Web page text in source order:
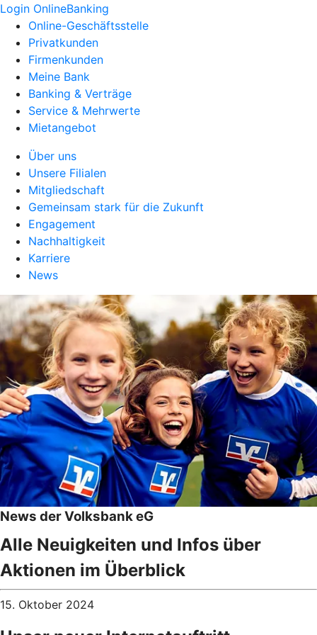
Login OnlineBanking
Online-Geschäftsstelle
Privatkunden
Firmenkunden
Meine Bank
Banking & Verträge
Service & Mehrwerte
Mietangebot
Über uns
Unsere Filialen
Mitgliedschaft
Gemeinsam stark für die Zukunft
Engagement
Nachhaltigkeit
Karriere
News
News der Volksbank eG
Alle Neuigkeiten und Infos über
Aktionen im Überblick
15. Oktober 2024